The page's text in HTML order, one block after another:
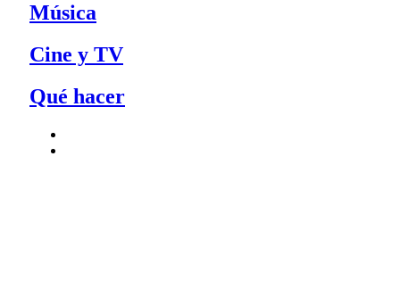
Música
Cine y TV
Qué hacer